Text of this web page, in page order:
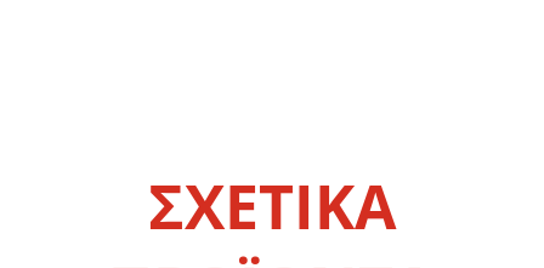
ΣΧΕΤΙΚΑ